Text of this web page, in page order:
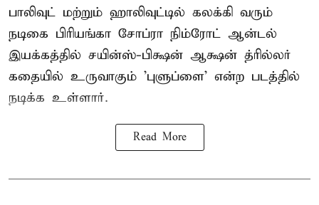
பாலிவுட் மற்றும் ஹாலிவுட்டில் கலக்கி வரும்
நடிகை பிரியங்கா சோப்ரா நிம்ரோட் ஆன்டல்
இயக்கத்தில் சயின்ஸ்-பிக்ஷன் ஆக்ஷன் த்ரில்லர்
கதையில் உருவாகும் 'புளுப்ளை' என்ற படத்தில்
நடிக்க உள்ளார்.
Read More